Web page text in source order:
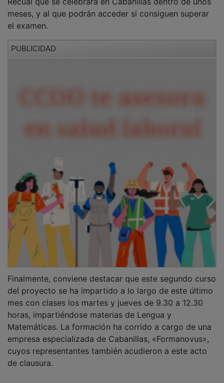
meses, y al que podrán acceder si consiguen superar
el examen.
del proyecto se ha impartido a lo largo de este último
mes con clases los martes y jueves de 9.30 a 12.30
horas, impartiéndose materias de Lengua y
Matemáticas. La formación ha corrido a cargo de una
empresa especializada de Cabanillas, «Formanovus»,
cuyos representantes también acudieron a este acto
de clausura.